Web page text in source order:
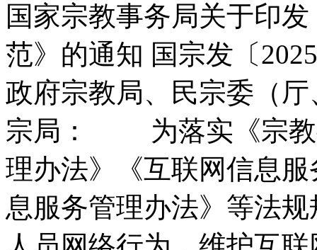
国家宗教事务局关于印
范》的通知 国宗发〔
政府宗教局、民宗委（
宗局： 为落实《宗教
理办法》《互联网信息
息服务管理办法》等法